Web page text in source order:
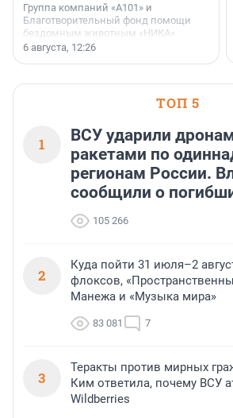
Группа компаний «А101» и
Благотворительный фонд помощи
бездомным животным «НИКА»
заключили соглашение о
6 августа, 12:26
ТОП 5
1
ВСУ ударили
ракетами по
регионам России.
сообщили о
105 266
2
Куда пойти 31 июля–2
флоксов,
Манежа и «Музыка мира»
83 081 7
3
Теракты против мирных
Ким ответила, почему ВСУ
Wildberries